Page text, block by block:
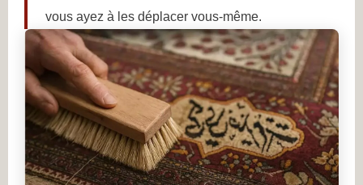
vous ayez à les déplacer vous-même.